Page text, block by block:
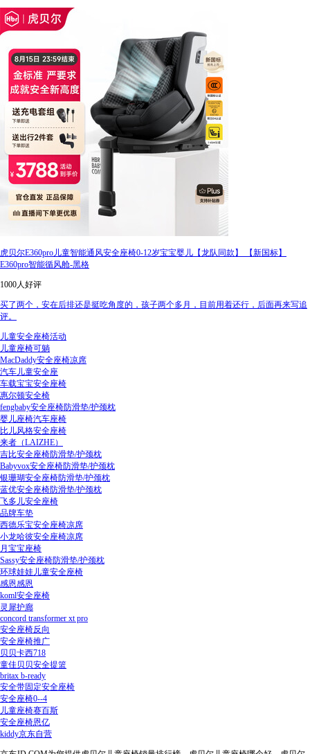
虎贝尔E360pro儿童智能通风安全座椅0-12岁宝宝婴儿【龙队同款】 【新国标】
E360pro智能循风舱-黑格
1000人好评
买了两个，安在后排还是挺吃角度的，孩子两个多月，目前用着还行，后面再来写追
评。
儿童安全座椅活动
儿童座椅可躺
MacDaddy安全座椅凉席
汽车儿童安全座
车载宝宝安全座椅
惠尔顿安全椅
fengbaby安全座椅防滑垫/护颈枕
婴儿座椅汽车座椅
比儿风格安全座椅
来者（LAIZHE）
吉比安全座椅防滑垫/护颈枕
Babyvox安全座椅防滑垫/护颈枕
银珊瑚安全座椅防滑垫/护颈枕
蓝优安全座椅防滑垫/护颈枕
飞多儿安全座椅
品牌车垫
西德乐宝安全座椅凉席
小龙哈彼安全座椅凉席
月宝宝座椅
Sassy安全座椅防滑垫/护颈枕
环球娃娃儿童安全座椅
感恩感恩
koml安全座椅
灵犀护廊
concord transformer xt pro
安全座椅反向
安全座椅推广
贝贝卡西718
童佳贝贝安全提篮
britax b-ready
安全带固定安全座椅
安全座椅0--4
儿童座椅赛百斯
安全座椅恩亿
kiddy京东自营